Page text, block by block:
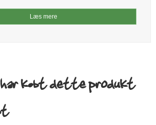
Læs mere
købt dette produkt